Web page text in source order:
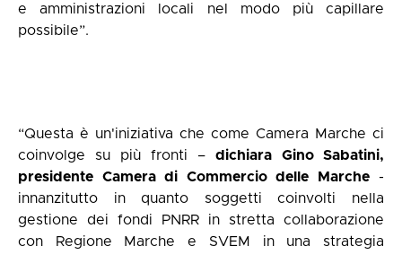
e amministrazioni locali nel modo più capillare
possibile”.
“Questa è un'iniziativa che come Camera Marche ci
coinvolge su più fronti – dichiara
Gino Sabatini,
presidente Camera di Commercio delle Marche-
innanzitutto in quanto soggetti coinvolti nella
gestione dei fondi PNRR in stretta collaborazione
con Regione Marche e SVEM in una strategia